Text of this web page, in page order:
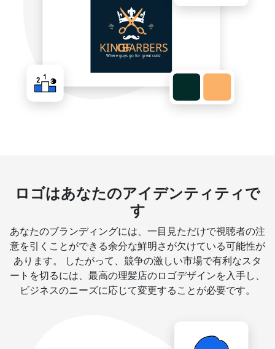
ロゴはあなたのアイデンティティで
す
あなたのブランディングには、一目見ただけで視聴者の注
意を引くことができる余分な鮮明さが欠けている可能性が
あります。 したがって、競争の激しい市場で有利なスタ
ートを切るには、最高の理髪店のロゴデザインを入手し、
ビジネスのニーズに応じて変更することが必要です。